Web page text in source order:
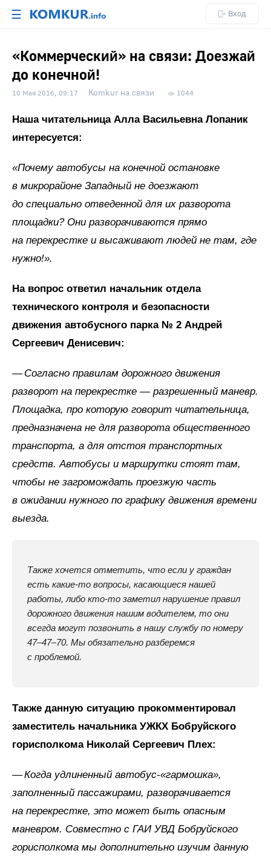
☰ Вход
«Коммерческий» на связи: Доезжай
до конечной!
10 Мая 2016, 09:17 Komkur на связи 1044
Наша читательница Алла Васильевна Лопаник
интересуется:
«Почему автобусы на конечной остановке
в микрорайоне Западный не доезжают
до специально отведенной для их разворота
площадки? Они разворачиваются прямо
на перекрестке и высаживают людей не там, где
нужно!».
На вопрос ответил начальник отдела
технического контроля и безопасности
движения автобусного парка № 2 Андрей
Сергеевич Денисевич:
— Согласно правилам дорожного движения
разворот на перекрестке — разрешенный маневр.
Площадка, про которую говорит читательница,
предназначена не для разворота общественного
транспорта, а для отстоя транспортных
средств. Автобусы и маршрутки стоят там,
чтобы не загромождать проезжую часть
в ожидании нужного по графику движения времени
выезда.
Также хочется отметить, что если у граждан
есть какие-то вопросы, касающиеся нашей
работы, либо кто-то заметил нарушение правил
дорожного движения нашим водителем, то они
всегда могут позвонить в нашу службу по номеру
47–47–70. Мы обязательно разберемся
с проблемой.
Также данную ситуацию прокомментировал
заместитель начальника УЖКХ Бобруйского
горисполкома Николай Сергеевич Плех:
— Когда удлиненный автобус-«гармошка»,
заполненный пассажирами, разворачивается
на перекрестке, это может быть опасным
маневром. Совместно с ГАИ УВД Бобруйского
горисполкома мы дополнительно изучим данную